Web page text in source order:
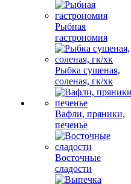
Рыбная
гастрономия
Рыбка сушеная,
соленая, гк/хк
Вафли, пряники,
печенье
Восточные
сладости